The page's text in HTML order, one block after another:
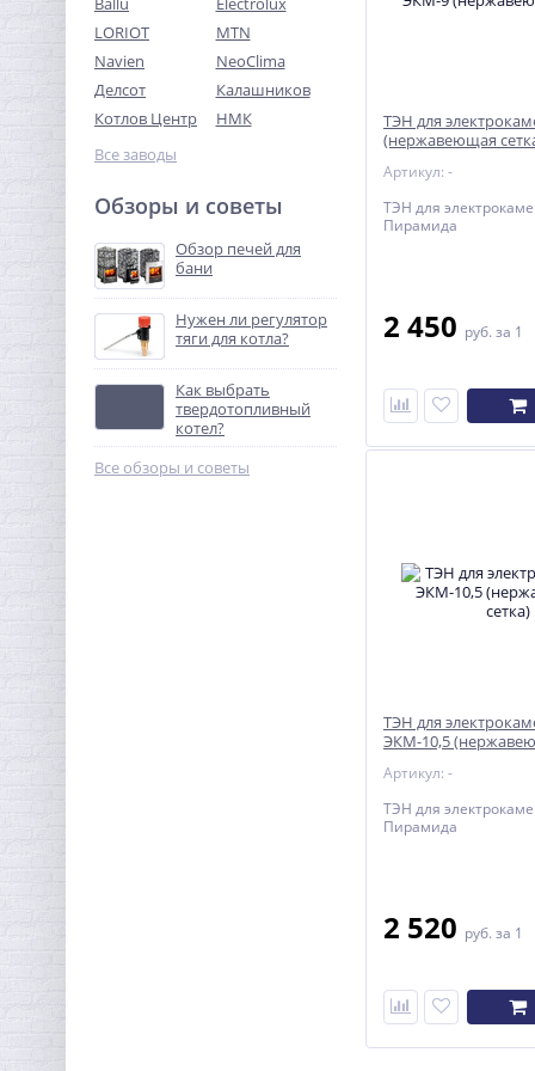
LORIOT
MTN
Navien
NeoClima
Делсот
Калашников
Котлов Центр
НМК
Все заводы
Обзоры и советы
Обзор печей для
бани
Нужен ли регулятор
тяги для котла?
Как выбрать
твердотопливный
котел?
Все обзоры и советы
ТЭН для
(нержавеющая
Артикул: -
ТЭН для
Пирамида
2 450 руб. за 1
ТЭН для
ЭКМ-10,5
Артикул: -
ТЭН для
Пирамида
2 520 руб. за 1